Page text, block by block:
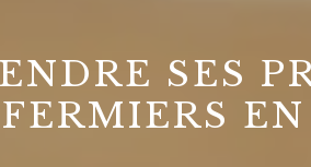
SES
FERMIERS